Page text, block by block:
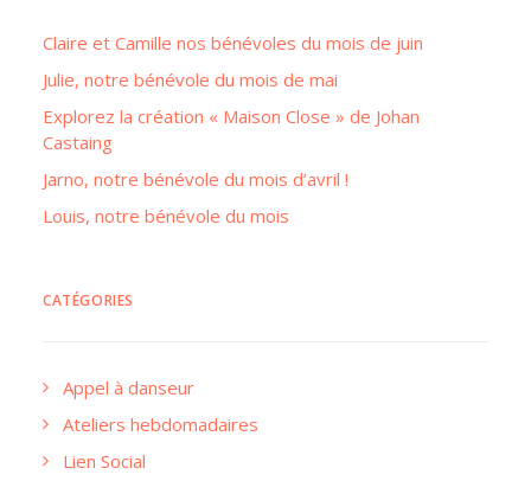
Claire et Camille nos bénévoles du mois de juin
Julie, notre bénévole du mois de mai
Explorez la création « Maison Close » de Johan
Castaing
Jarno, notre bénévole du mois d’avril !
Louis, notre bénévole du mois
CATÉGORIES
Appel à danseur
Ateliers hebdomadaires
Lien Social